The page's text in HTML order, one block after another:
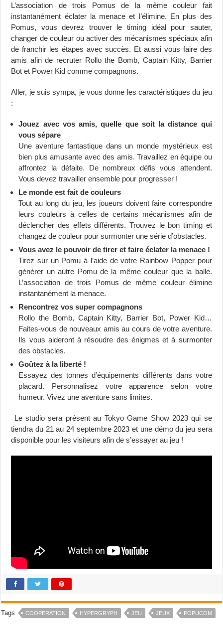
L’association de trois Pomus de la même couleur fait
instantanément éclater la menace et l’élimine. En plus des
Pomus, vous devrez trouver le timing idéal pour sauter,
changer de couleur ou activer des mécanismes spéciaux afin
de franchir les étapes avec succès. Et aussi vous faire des
amis afin de recruter Rollo the Bomb, Captain Kitty, Barrier
Bot et Power Kid comme compagnons.
Aller, je suis sympa, je vous donne les caractéristiques du jeu
:
Jouez avec vos amis, quelle que soit la distance qui
vous sépare
Une aventure fantastique dans un monde mystérieux est
bien plus amusante avec des amis. Travaillez en équipe ou
affrontez la défaite. De nombreux défis vous attendent.
Vous devez travailler ensemble pour progresser !
Le monde est fait de couleurs
Tout au long du jeu, les joueurs doivent faire correspondre
leurs couleurs à celles de certains mécanismes afin de
déclencher des effets différents. Trouvez le bon timing et
changez de couleur pour surmonter une série d’obstacles.
Vous avez le pouvoir de tirer et faire éclater la menace !
Tirez sur un Pomu à l’aide de votre Rainbow Popper pour
générer un autre Pomu de la même couleur que la balle.
L’association de trois Pomus de même couleur élimine
instantanément la menace.
Rencontrez vos super compagnons
Rollo the Bomb, Captain Kitty, Barrier Bot, Power Kid…
Faites-vous de nouveaux amis au cours de votre aventure.
Ils vous aideront à résoudre des énigmes et à surmonter
des obstacles.
Goûtez à la liberté !
Essayez des tonnes d’équipements différents dans votre
placard. Personnalisez votre apparence selon votre
humeur. Vivez une aventure sans limites.
Le studio sera présent au Tokyo Game Show 2023 qui se
tiendra du 21 au 24 septembre 2023 et une démo du jeu sera
disponible pour les visiteurs afin de s’essayer au jeu !
Tags COOPERATION HYPERGRYPH JEU JEUX POPUCOM